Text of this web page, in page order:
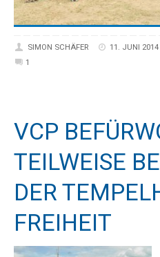
SIMON SCHÄFER 11. JUNI 2014
1
VCP
TEILWEISE
DER
FREIHEIT